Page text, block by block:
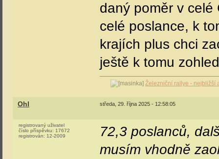
daný poměr v
celé poslance, k
krajích plus chci
ještě k tomu
Železniční rallye - nejbližší
Ohl středa, 29. října 2025 - 12:58:05
registrovaný uživatel
číslo příspěvku: 17672
registrován: 12-2009
72,3 poslanců,
musím vhodně